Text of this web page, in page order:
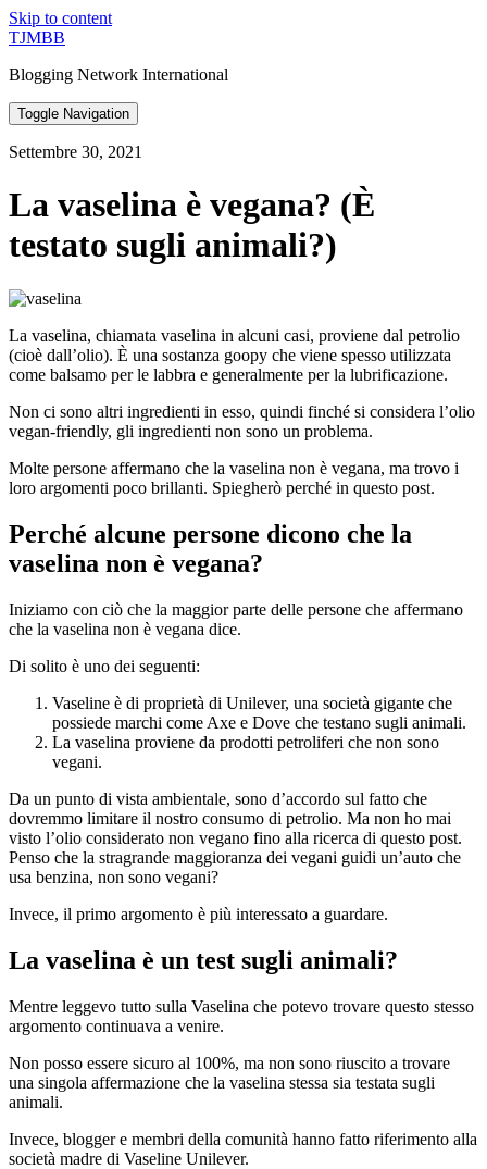
Skip to content
TJMBB
Blogging Network International
Toggle Navigation
Settembre 30, 2021
La vaselina è vegana? (È
testato sugli animali?)
La vaselina, chiamata vaselina in alcuni casi, proviene dal petrolio
(cioè dall’olio). È una sostanza goopy che viene spesso utilizzata
come balsamo per le labbra e generalmente per la lubrificazione.
Non ci sono altri ingredienti in esso, quindi finché si considera l’olio
vegan-friendly, gli ingredienti non sono un problema.
Molte persone affermano che la vaselina non è vegana, ma trovo i
loro argomenti poco brillanti. Spiegherò perché in questo post.
Perché alcune persone dicono che la
vaselina non è vegana?
Iniziamo con ciò che la maggior parte delle persone che affermano
che la vaselina non è vegana dice.
Di solito è uno dei seguenti:
Vaseline è di proprietà di Unilever, una società gigante che
possiede marchi come Axe e Dove che testano sugli animali.
La vaselina proviene da prodotti petroliferi che non sono
vegani.
Da un punto di vista ambientale, sono d’accordo sul fatto che
dovremmo limitare il nostro consumo di petrolio. Ma non ho mai
visto l’olio considerato non vegano fino alla ricerca di questo post.
Penso che la stragrande maggioranza dei vegani guidi un’auto che
usa benzina, non sono vegani?
Invece, il primo argomento è più interessato a guardare.
La vaselina è un test sugli animali?
Mentre leggevo tutto sulla Vaselina che potevo trovare questo stesso
argomento continuava a venire.
Non posso essere sicuro al 100%, ma non sono riuscito a trovare
una singola affermazione che la vaselina stessa sia testata sugli
animali.
Invece, blogger e membri della comunità hanno fatto riferimento alla
società madre di Vaseline Unilever.